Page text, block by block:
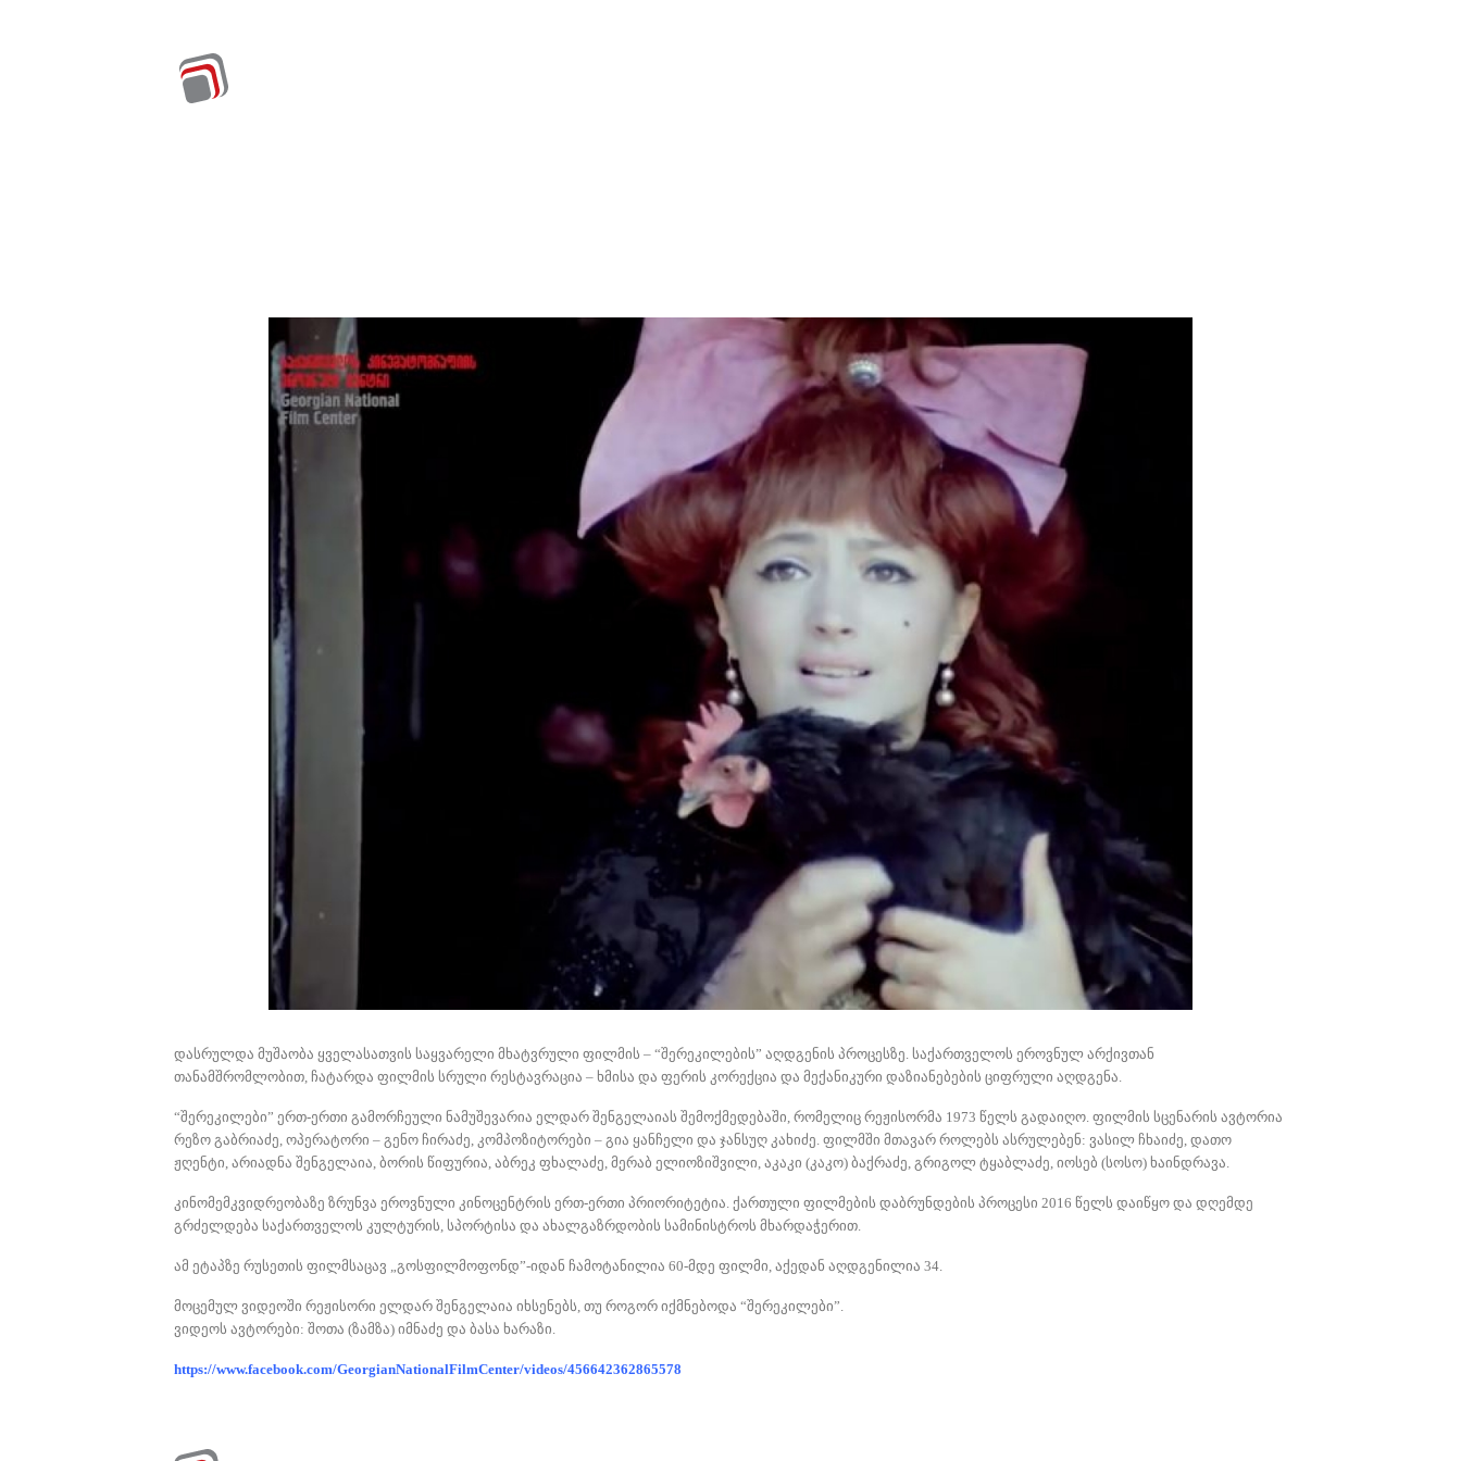
დასრულდა მუშაობა ყველასათვის საყვარელი მხატვრული ფილმის – “შერეკილების” აღდგენის პროცესზე. საქართველოს ეროვნულ არქივთან
თანამშრომლობით, ჩატარდა ფილმის სრული რესტავრაცია – ხმისა და ფერის კორექცია და მექანიკური დაზიანებების ციფრული აღდგენა.
“შერეკილები” ერთ-ერთი გამორჩეული ნამუშევარია ელდარ შენგელაიას შემოქმედებაში, რომელიც რეჟისორმა 1973 წელს გადაიღო. ფილმის სცენარის ავტორია
რეზო გაბრიაძე, ოპერატორი – გენო ჩირაძე, კომპოზიტორები – გია ყანჩელი და ჯანსუღ კახიძე. ფილმში მთავარ როლებს ასრულებენ: ვასილ ჩხაიძე, დათო
ჟღენტი, არიადნა შენგელაია, ბორის წიფურია, აბრეკ ფხალაძე, მერაბ ელიოზიშვილი, აკაკი (კაკო) ბაქრაძე, გრიგოლ ტყაბლაძე, იოსებ (სოსო) ხაინდრავა.
კინომემკვიდრეობაზე ზრუნვა ეროვნული კინოცენტრის ერთ-ერთი პრიორიტეტია. ქართული ფილმების დაბრუნდების პროცესი 2016 წელს დაიწყო და დღემდე
გრძელდება საქართველოს კულტურის, სპორტისა და ახალგაზრდობის სამინისტროს მხარდაჭერით.
ამ ეტაპზე რუსეთის ფილმსაცავ „გოსფილმოფონდ”-იდან ჩამოტანილია 60-მდე ფილმი, აქედან აღდგენილია 34.
მოცემულ ვიდეოში რეჟისორი ელდარ შენგელაია იხსენებს, თუ როგორ იქმნებოდა “შერეკილები”.
ვიდეოს ავტორები: შოთა (ზამზა) იმნაძე და ბასა ხარაზი.
https://www.facebook.com/GeorgianNationalFilmCenter/videos/456642362865578